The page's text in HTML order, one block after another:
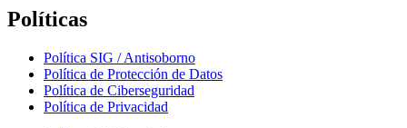
Políticas
Política SIG / Antisoborno
Política de Protección de Datos
Política de Ciberseguridad
Política de Privacidad